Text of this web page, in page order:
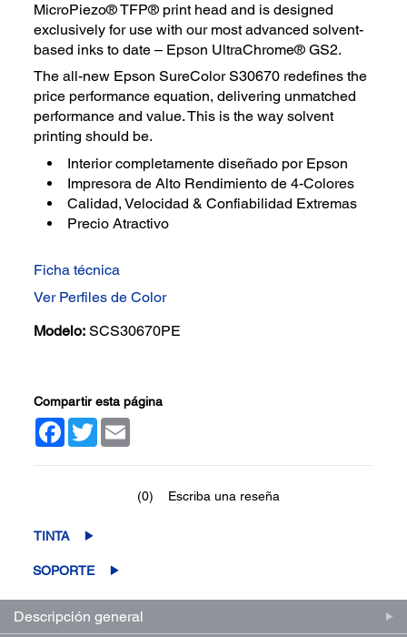
MicroPiezo® TFP® print head and is designed
exclusively for use with our most advanced solvent-
based inks to date – Epson UltraChrome® GS2.
The all-new Epson SureColor S30670 redefines the
price performance equation, delivering unmatched
performance and value. This is the way solvent
printing should be.
Interior completamente diseñado por Epson
Impresora de Alto Rendimiento de 4-Colores
Calidad, Velocidad & Confiabilidad Extremas
Precio Atractivo
Ficha técnica
Ver Perfiles de Color
Modelo: SCS30670PE
Compartir esta página
Facebook
Twitter
Sin
(0) Escriba una reseña
TINTA
SOPORTE
Descripción general